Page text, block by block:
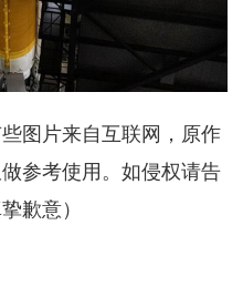
图片来自互联网，原作
参考使用。如侵权请告
歉意）